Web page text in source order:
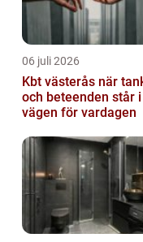
06 juli 2026
Kbt västerås när tankar
och beteenden står i
vägen för vardagen